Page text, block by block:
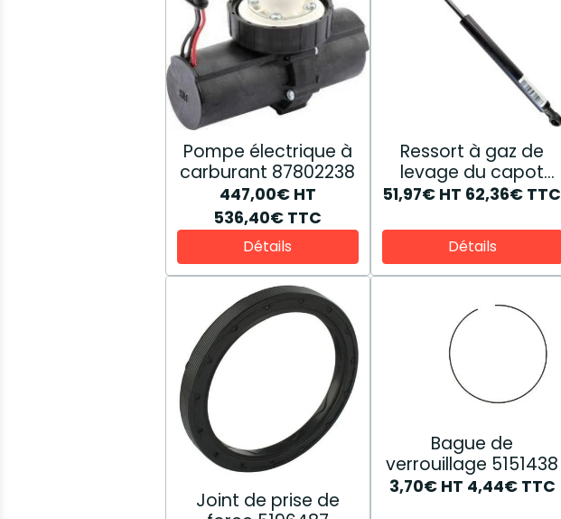
Pompe électrique à
carburant 87802238
447,00€ HT
536,40€ TTC
Détails
Ressort à gaz de
levage du capot
82019392
51,97€ HT 62,36€ TTC
Détails
Joint de prise de
Bague de
verrouillage 5151438
3,70€ HT 4,44€ TTC